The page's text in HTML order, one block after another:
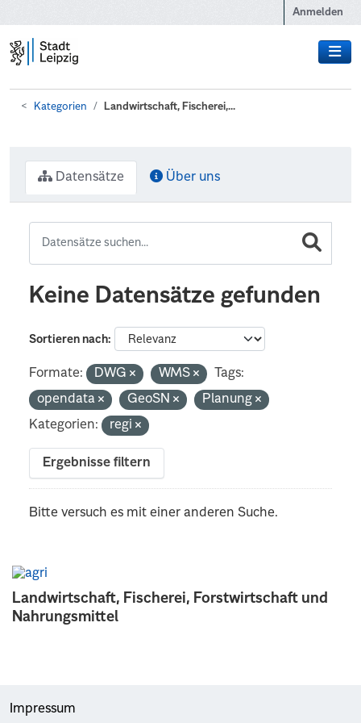
Anmelden
Kategorien Landwirtschaft, Fischerei,...
Landwirtschaft, Fischerei, Forstwirtschaft und
Nahrungsmittel
Datensätze Über uns
Keine Datensätze gefunden
Sortieren nach
Formate: DWG WMS
Tags:
opendata
GeoSN
Planung
Kategorien:
regi
Ergebnisse filtern
Bitte versuch es mit einer anderen Suche.
Impressum